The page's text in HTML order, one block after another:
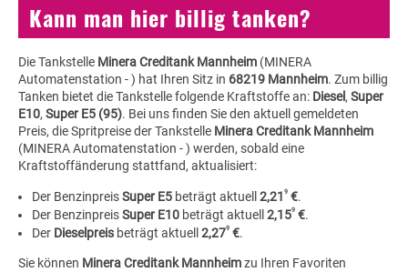
Kann man hier billig tanken?
Die Tankstelle Minera Creditank Mannheim (MINERA
Automatenstation - ) hat Ihren Sitz in 68219 Mannheim. Zum billig
Tanken bietet die Tankstelle folgende Kraftstoffe an: Diesel, Super
E10, Super E5 (95). Bei uns finden Sie den aktuell gemeldeten
Preis, die Spritpreise der Tankstelle Minera Creditank Mannheim
(MINERA Automatenstation - ) werden, sobald eine
Kraftstoffänderung stattfand, aktualisiert:
Der BenzinpreisSuper E5 beträgt aktuell 2,21 9 €.
Der BenzinpreisSuper E10 beträgt aktuell 2,159 €.
Der Dieselpreis beträgt aktuell 2,279 €.
Sie können Minera Creditank Mannheimzu Ihren Favoriten